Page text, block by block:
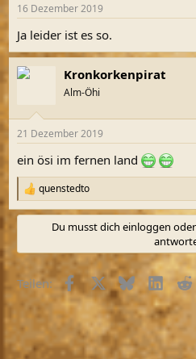
e
:
16 Dezember 2019
Ja leider ist es so.
Kronkorkenpirat
Alm-Öhi
21 Dezember 2019
ein ösi im fernen land
R
e
a
n
quenstedto
Du musst dich einloggen
Teilen: FacebookX (Twitter)
Bluesky